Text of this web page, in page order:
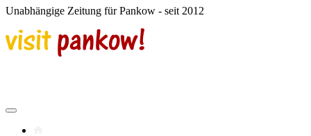
Unabhängige Zeitung für Pankow - seit 2012